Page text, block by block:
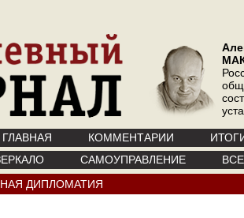
ГЛАВНАЯ КОММЕНТАРИИ
САМОУПРАВЛЕНИЕ
ДИПЛОМАТИЯ